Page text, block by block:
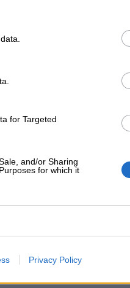
for Targeted
and/or Sharing
for which it
Privacy Policy